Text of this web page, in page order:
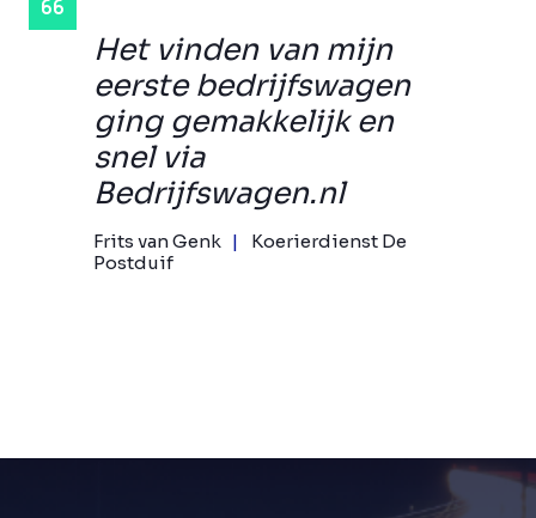
Het vinden van mijn
eerste bedrijfswagen
ging gemakkelijk en
snel via
Bedrijfswagen.nl
Frits van Genk
Koerierdienst De
Postduif